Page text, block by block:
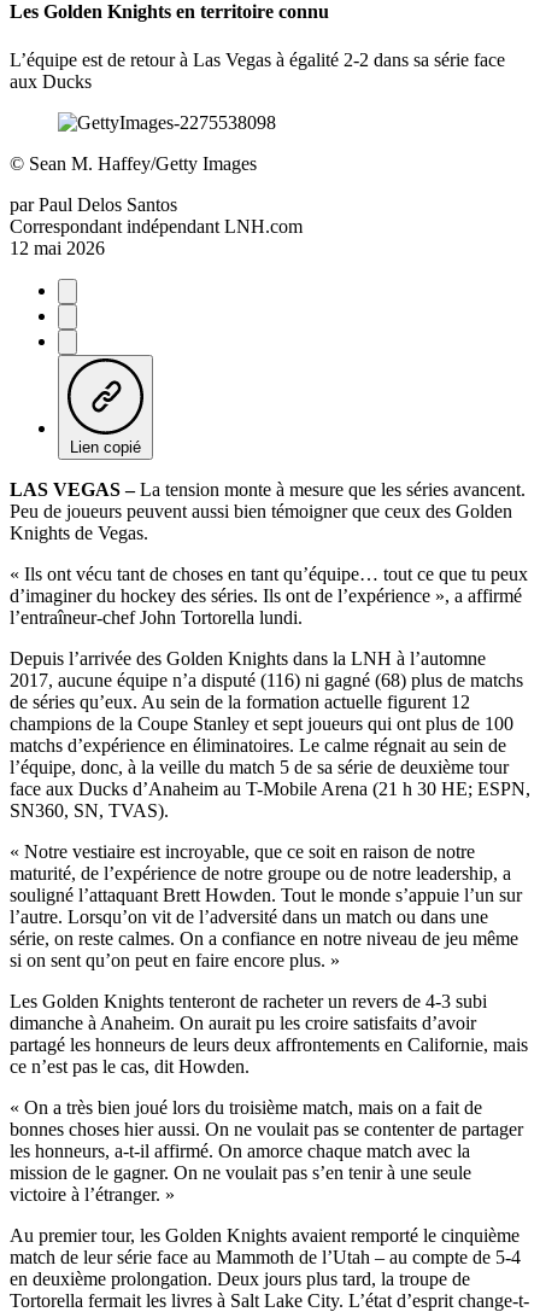
Les Golden Knights en territoire connu
L’équipe est de retour à Las Vegas à égalité 2-2 dans sa série face
aux Ducks
© Sean M. Haffey/Getty Images
par Paul Delos Santos
Correspondant indépendant LNH.com
12 mai 2026
Lien copié
LAS VEGAS –La tension monte à mesure que les séries avancent.
Peu de joueurs peuvent aussi bien témoigner que ceux des Golden
Knights de Vegas.
« Ils ont vécu tant de choses en tant qu’équipe… tout ce que tu peux
d’imaginer du hockey des séries. Ils ont de l’expérience », a affirmé
l’entraîneur-chef John Tortorella lundi.
Depuis l’arrivée des Golden Knights dans la LNH à l’automne
2017, aucune équipe n’a disputé (116) ni gagné (68) plus de matchs
de séries qu’eux. Au sein de la formation actuelle figurent 12
champions de la Coupe Stanley et sept joueurs qui ont plus de 100
matchs d’expérience en éliminatoires. Le calme régnait au sein de
l’équipe, donc, à la veille du match 5 de sa série de deuxième tour
face aux Ducks d’Anaheim au T-Mobile Arena (21 h 30 HE; ESPN,
SN360, SN, TVAS).
« Notre vestiaire est incroyable, que ce soit en raison de notre
maturité, de l’expérience de notre groupe ou de notre leadership, a
souligné l’attaquant Brett Howden. Tout le monde s’appuie l’un sur
l’autre. Lorsqu’on vit de l’adversité dans un match ou dans une
série, on reste calmes. On a confiance en notre niveau de jeu même
si on sent qu’on peut en faire encore plus. »
Les Golden Knights tenteront de racheter un revers de 4-3 subi
dimanche à Anaheim. On aurait pu les croire satisfaits d’avoir
partagé les honneurs de leurs deux affrontements en Californie, mais
ce n’est pas le cas, dit Howden.
« On a très bien joué lors du troisième match, mais on a fait de
bonnes choses hier aussi. On ne voulait pas se contenter de partager
les honneurs, a-t-il affirmé. On amorce chaque match avec la
mission de le gagner. On ne voulait pas s’en tenir à une seule
victoire à l’étranger. »
Au premier tour, les Golden Knights avaient remporté le cinquième
match de leur série face au Mammoth de l’Utah – au compte de 5-4
en deuxième prolongation. Deux jours plus tard, la troupe de
Tortorella fermait les livres à Salt Lake City. L’état d’esprit change-t-